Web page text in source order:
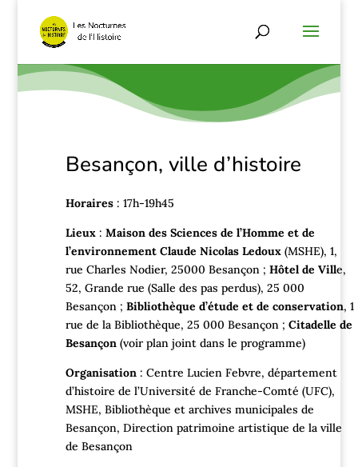
Besançon, ville d’histoire
Horaires : 17h-19h45
Lieux :Maison des Sciences de l’Homme et de
l’environnement Claude Nicolas Ledoux (MSHE), 1,
rue Charles Nodier, 25000 Besançon ; Hôtel de Ville,
52, Grande rue (Salle des pas perdus), 25 000
Besançon ;Bibliothèque d’étude et de conservation, 1
rue de la Bibliothèque, 25 000 Besançon ;Citadelle de
Besançon(voir plan joint dans le programme)
Organisation : Centre Lucien Febvre, département
d’histoire de l’Université de Franche-Comté (UFC),
MSHE, Bibliothèque et archives municipales de
Besançon, Direction patrimoine artistique de la ville
de Besançon